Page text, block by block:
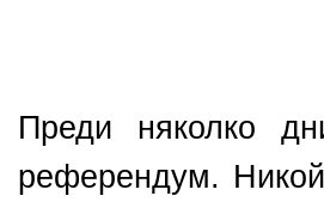
Преди няколко
референдум.